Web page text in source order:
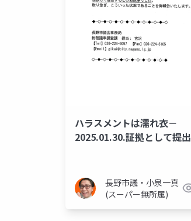
ハラスメントは濡れ衣－
2025.01.30.証拠として提出
長野市議・小泉一真
(スーパー無所属)